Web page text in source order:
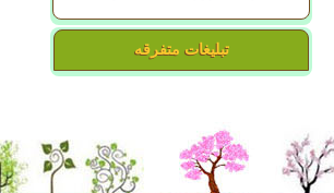
تبلیغات متفرقه